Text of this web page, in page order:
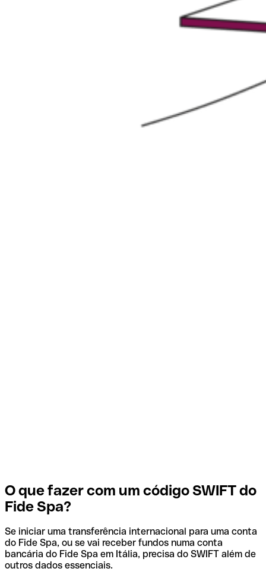
O que fazer com um código SWIFT do
Fide Spa?
Se iniciar uma transferência internacional para uma conta
do Fide Spa, ou se vai receber fundos numa conta
bancária do Fide Spa em Itália, precisa do SWIFT além de
outros dados essenciais.